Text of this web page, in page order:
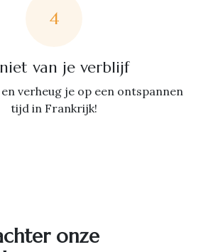
4
van je verblijf
verheug je op een ontspannen
tijd in Frankrijk!
onze